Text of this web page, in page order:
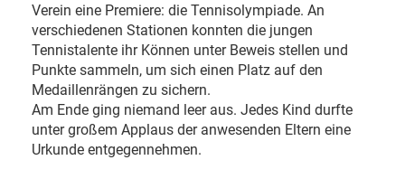
Verein eine Premiere: die Tennisolympiade. An
verschiedenen Stationen konnten die jungen
Tennistalente ihr Können unter Beweis stellen und
Punkte sammeln, um sich einen Platz auf den
Medaillenrängen zu sichern.
Am Ende ging niemand leer aus. Jedes Kind durfte
unter großem Applaus der anwesenden Eltern eine
Urkunde entgegennehmen.